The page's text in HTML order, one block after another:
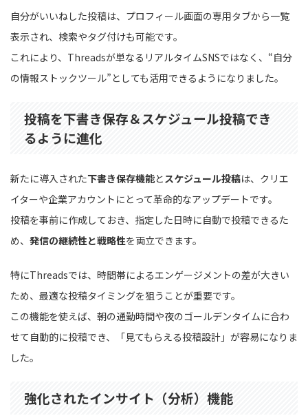
自分がいいねした投稿は、プロフィール画面の専用タブから一覧
表示され、検索やタグ付けも可能です。
これにより、Threadsが単なるリアルタイムSNSではなく、“自分
の情報ストックツール”としても活用できるようになりました。
投稿を下書き保存＆スケジュール投稿でき
るように進化
新たに導入された下書き保存機能と スケジュール投稿は、クリエ
イターや企業アカウントにとって革命的なアップデートです。
投稿を事前に作成しておき、指定した日時に自動で投稿できるた
め、 発信の継続性と戦略性を両立できます。
特にThreadsでは、時間帯によるエンゲージメントの差が大きい
ため、最適な投稿タイミングを狙うことが重要です。
この機能を使えば、朝の通勤時間や夜のゴールデンタイムに合わ
せて自動的に投稿でき、「見てもらえる投稿設計」が容易になりま
した。
強化されたインサイト（分析）機能